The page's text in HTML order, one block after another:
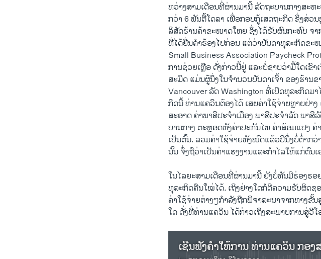
ຫວ່າງສາມເດືອນທີ່ຜ່ານມານີ້ ລັດຖະບານກາງສະຫ
ກວ່າ 6 ພັນຕື້ໂດລາ ເພື່ອກອບກູ້ເສດຖະກິດ ຊຶ່ງສ່ວ
ລິສັດຮ້ານຄ້າຂະໜາດໃຫຍ ຊຶ່ງໄດ້ຮັບຜົນກະທົບ ຈ
ທີ່ໄດ້ຍື່ນຄຳຮ້ອງໄປກ່ອນ ແຕ່ວ່າບັນດາທຸລະກິດຂະ
Small Business Association Paycheck
ການຊ່ວຍເຫຼືອ ດັ່ງກ່າວນີ້ຢູ່ ແລະບໍ່ຊາບວ່າມື້ໃດເຂົ
ສະມິດ ແມ່ນຜູ້ນຶ່ງໃນຈຳນວນບັນດາເຈົ້າ ຂອງຮ້ານຂ
Vancouver ລັດ Washington ທີ່ເປີດທຸລະກິດມ
ກິດນີ້ ທ່ານແຄວິນຕ້ອງໄດ້ ເສຍຄ່າໃຊ້ຈ່າຍຫຼາຍຢ່າງ
ສະອາດ ຄ່າພາສີປະຈຳເມືອງ ພາສີປະຈຳລັດ ພາສີ
ບານກາງ ຕະຫຼອດທັງຄ່າປະກັນໄພ ຄ່າສ້ອມແປງ ຄ່
ເປັນຕົ້ນ. ລວມຄ່າໃຊ້ຈ່າຍທັງໝົດແລ້ວປີນຶ່ງບໍ່ຕໍ່າກວ່
ນັ້ນ ຈຶ່ງຖືວ່າເປັນຄ່າແຮງງານແລະກຳໄລໃຫ້ແກ່ຕົນເ
ໃນໄລຍະສາມເດືອນທີ່ຜ່ານມານີ້ ຍັງບໍ່ທັນມີຮ່ອງຮອ
ທຸລະກິດຄືນໃໝ່ໄດ້. ເຖິງຢ່າງໃດກໍດີຄວາມຮັບຜິດຊ
ຄ່າໃຊ້ຈ່າຍຕ່າງໆກຳລັງຖືກພິຈາລະນາຈາກທາງຂັ້ນ
ໃດ ດັ່ງທີ່ທ່ານແຄວິນ ໄດ້ກ່າວເຖິງສະພາບການສູ່ວີໂ
ເຊີນຟັງຄຳໃຫ້ການ ທ່ານແຄວິນ ກອງ